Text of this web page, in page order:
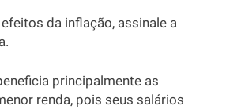
da inflação, assinale a
principalmente as
renda, pois seus salários